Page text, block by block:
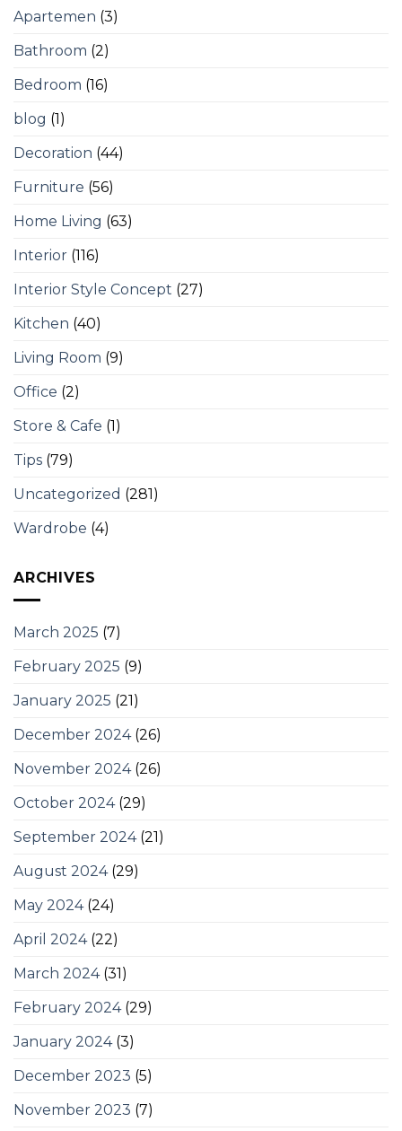
Apartemen (3)
Bathroom (2)
Bedroom (16)
blog (1)
Decoration (44)
Furniture (56)
Home Living (63)
Interior (116)
Interior Style Concept (27)
Kitchen (40)
Living Room (9)
Office (2)
Store & Cafe (1)
Tips (79)
Uncategorized (281)
Wardrobe (4)
ARCHIVES
March 2025 (7)
February 2025 (9)
January 2025 (21)
December 2024(26)
November 2024(26)
October 2024(29)
September 2024(21)
August 2024(29)
May 2024(24)
April 2024(22)
March 2024(31)
February 2024(29)
January 2024(3)
December 2023 (5)
November 2023 (7)